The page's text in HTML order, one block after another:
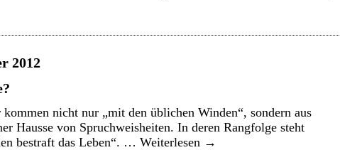
2012
nicht nur „mit den üblichen Winden“, sondern aus
Hausse von Spruchweisheiten. In deren Rangfolge steht
bestraft das Leben“. … Weiterlesen →